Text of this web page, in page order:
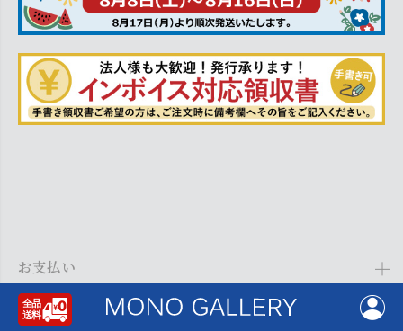
お支払い
Amazon Pay、クレジットカード、代金引換、あと払い(ペイディ)、銀
配送・送料